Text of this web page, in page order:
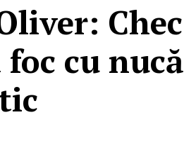
Chec
cu nucă